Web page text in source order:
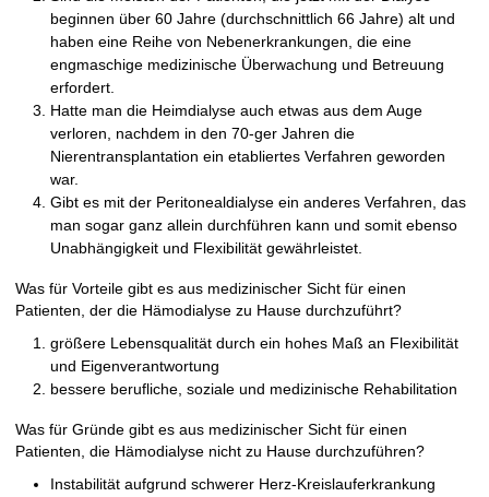
beginnen über 60 Jahre (durchschnittlich 66 Jahre) alt und
haben eine Reihe von Nebenerkrankungen, die eine
engmaschige medizinische Überwachung und Betreuung
erfordert.
Hatte man die Heimdialyse auch etwas aus dem Auge
verloren, nachdem in den 70-ger Jahren die
Nierentransplantation ein etabliertes Verfahren geworden
war.
Gibt es mit der Peritonealdialyse ein anderes Verfahren, das
man sogar ganz allein durchführen kann und somit ebenso
Unabhängigkeit und Flexibilität gewährleistet.
Was für Vorteile gibt es aus medizinischer Sicht für einen
Patienten, der die Hämodialyse zu Hause durchzuführt?
größere Lebensqualität durch ein hohes Maß an Flexibilität
und Eigenverantwortung
bessere berufliche, soziale und medizinische Rehabilitation
Was für Gründe gibt es aus medizinischer Sicht für einen
Patienten, die Hämodialyse nicht zu Hause durchzuführen?
Instabilität aufgrund schwerer Herz-Kreislauferkrankung